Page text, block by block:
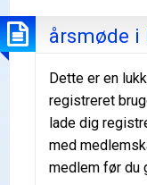
årsmøde i
Dette er en
registreret
lade dig
med
medlem før du